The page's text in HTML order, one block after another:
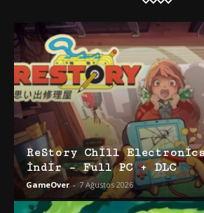
ReStory Chill
İndir – Full PC + DLC
GameOver - 7 Ağustos 2026